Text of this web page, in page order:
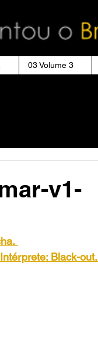
03 Volume 3
v1-
Black-out.